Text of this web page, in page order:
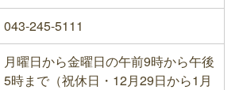
043-245-5111
月曜日から金曜日の午前9時から午後
5時まで（祝休日・12月29日から1月